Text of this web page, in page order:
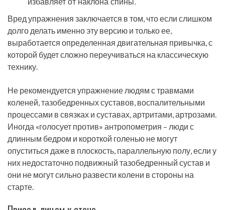
Вред упражнения заключается в том, что если слишком
долго делать именно эту версию и только ее,
выработается определенная двигательная привычка, с
которой будет сложно переучиваться на классическую
технику.
Не рекомендуется упражнение людям с травмами
коленей, тазобедренных суставов, воспалительными
процессами в связках и суставах, артритами, артрозами.
Иногда «голосует против» антропометрия – люди с
длинным бедром и короткой голенью не могут
опуститься даже в плоскость, параллельную полу, если у
них недостаточно подвижный тазобедренный сустав и
они не могут сильно развести колени в стороны на
старте.